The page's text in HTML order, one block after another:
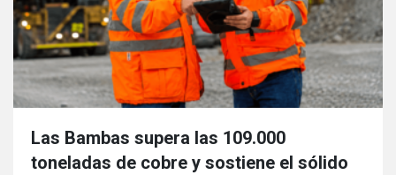
Las Bambas supera las 109.000
toneladas de cobre y sostiene el sólido